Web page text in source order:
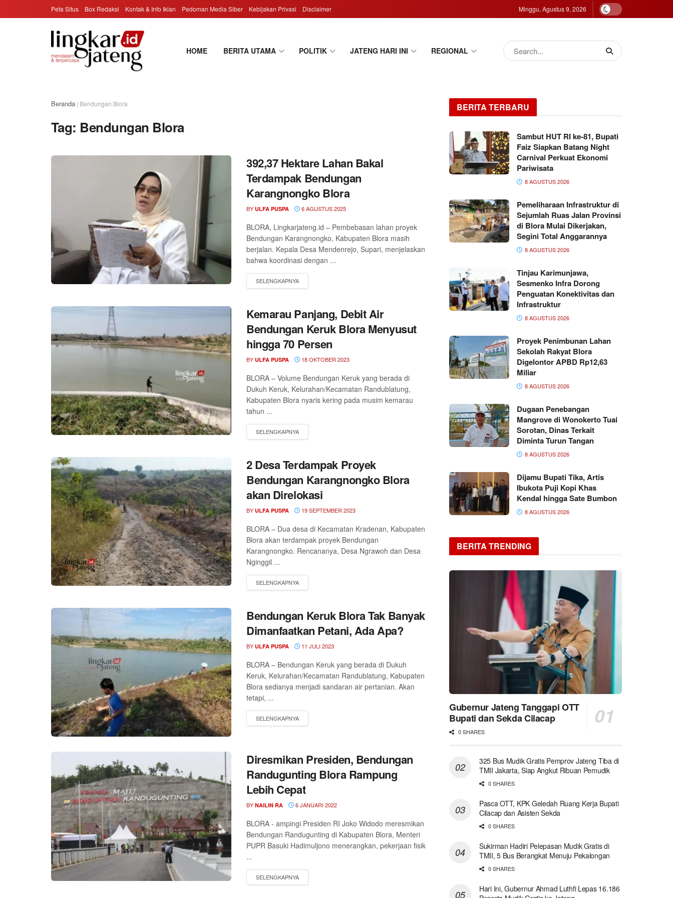
Peta Situs Box Redaksi Kontak & Info Iklan Pedoman Media Siber Kebijakan Privasi Disclaimer Minggu, Agustus 9, 2026
HOME BERITA UTAMA POLITIK JATENG HARI INI REGIONAL
Beranda | Bendungan Blora
Tag: Bendungan Blora
392,37 Hektare Lahan Bakal
Terdampak Bendungan
Karangnongko Blora
BY ULFA PUSPA 6 AGUSTUS 2025
BLORA, Lingkarjateng.id – Pembebasan lahan proyek
Bendungan Karangnongko, Kabupaten Blora masih
berjalan. Kepala Desa Mendenrejo, Supari, menjelaskan
bahwa koordinasi dengan ...
Kemarau Panjang, Debit Air
Bendungan Keruk Blora Menyusut
hingga 70 Persen
BY ULFA PUSPA 18 OKTOBER 2023
BLORA – Volume Bendungan Keruk yang berada di
Dukuh Keruk, Kelurahan/Kecamatan Randublatung,
Kabupaten Blora nyaris kering pada musim kemarau
tahun ...
2 Desa Terdampak Proyek
Bendungan Karangnongko Blora
akan Direlokasi
BY ULFA PUSPA 19 SEPTEMBER 2023
BLORA – Dua desa di Kecamatan Kradenan, Kabupaten
Blora akan terdampak proyek Bendungan
Karangnongko. Rencananya, Desa Ngrawoh dan Desa
Nginggil ...
Bendungan Keruk Blora Tak Banyak
Dimanfaatkan Petani, Ada Apa?
BY ULFA PUSPA 11 JULI 2023
BLORA – Bendungan Keruk yang berada di Dukuh
Keruk, Kelurahan/Kecamatan Randublatung, Kabupaten
Blora sedianya menjadi sandaran air pertanian. Akan
tetapi, ...
Diresmikan Presiden, Bendungan
Randugunting Blora Rampung
Lebih Cepat
BY NAILIN RA 6 JANUARI 2022
BLORA - ampingi Presiden RI Joko Widodo meresmikan
Bendungan Randugunting di Kabupaten Blora, Menteri
PUPR Basuki Hadimuljono menerangkan, pekerjaan fisik
...
BERITA TERBARU
Sambut HUT RI ke-81, Bupati
Faiz Siapkan Batang Night
Carnival Perkuat Ekonomi
Pariwisata
8 AGUSTUS 2026
Pemeliharaan Infrastruktur di
Sejumlah Ruas Jalan Provinsi
di Blora Mulai Dikerjakan,
Segini Total Anggarannya
8 AGUSTUS 2026
Tinjau Karimunjawa,
Sesmenko Infra Dorong
Penguatan Konektivitas dan
Infrastruktur
8 AGUSTUS 2026
Proyek Penimbunan Lahan
Sekolah Rakyat Blora
Digelontor APBD Rp12,63
Miliar
8 AGUSTUS 2026
Dugaan Penebangan
Mangrove di Wonokerto Tuai
Sorotan, Dinas Terkait
Diminta Turun Tangan
8 AGUSTUS 2026
Dijamu Bupati Tika, Artis
Ibukota Puji Kopi Khas
Kendal hingga Sate Bumbon
8 AGUSTUS 2026
BERITA TRENDING
Gubernur Jateng Tanggapi OTT
Bupati dan Sekda Cilacap
0 SHARES
325 Bus Mudik Gratis Pemprov Jateng Tiba di
TMII Jakarta, Siap Angkut Ribuan Pemudik
0 SHARES
Pasca OTT, KPK Geledah Ruang Kerja Bupati
Cilacap dan Asisten Sekda
0 SHARES
Sukirman Hadiri Pelepasan Mudik Gratis di
TMII, 5 Bus Berangkat Menuju Pekalongan
0 SHARES
Hari Ini, Gubernur Ahmad Luthfi Lepas 16.186